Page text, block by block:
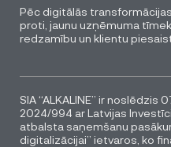
Pēc digitālās
proti, jaunu uzņēmuma
redzamību un klientu
SIA “ALKALINE” ir noslēdzis
2024/994 ar Latvijas
atbalsta saņemšanu
digitalizācijai” ietvaros, ko